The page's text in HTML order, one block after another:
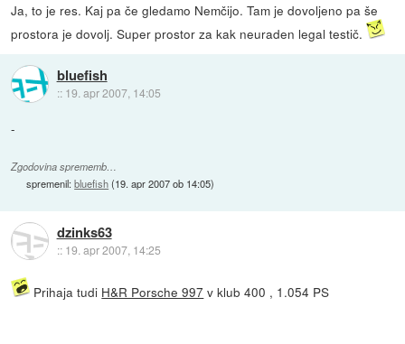
Ja, to je res. Kaj pa če gledamo Nemčijo. Tam je dovoljeno pa še
prostora je dovolj. Super prostor za kak neuraden legal testič.
bluefish
:: 19. apr 2007, 14:05
-
Zgodovina sprememb…
spremenil:bluefish(19. apr 2007 ob 14:05)
dzinks63
:: 19. apr 2007, 14:25
Prihaja tudi H&R Porsche 997 v klub 400 , 1.054 PS